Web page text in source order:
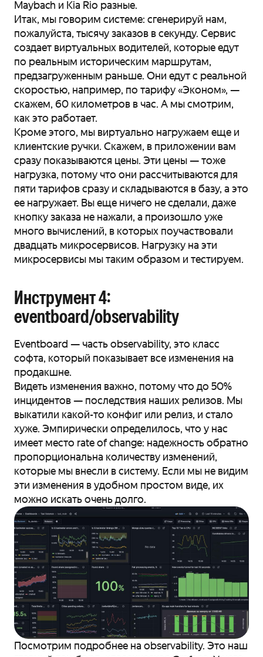
Maybach и Kia Rio разные.
Итак, мы говорим системе: сгенерируй нам,
пожалуйста, тысячу заказов в секунду. Сервис
создает виртуальных водителей, которые едут
по реальным историческим маршрутам,
предзагруженным раньше. Они едут с реальной
скоростью, например, по тарифу «Эконом», —
скажем, 60 километров в час. А мы смотрим,
как это работает.
Кроме этого, мы виртуально нагружаем еще и
клиентские ручки. Скажем, в приложении вам
сразу показываются цены. Эти цены — тоже
нагрузка, потому что они рассчитываются для
пяти тарифов сразу и складываются в базу, а это
ее нагружает. Вы еще ничего не сделали, даже
кнопку заказа не нажали, а произошло уже
много вычислений, в которых поучаствовали
двадцать микросервисов. Нагрузку на эти
микросервисы мы таким образом и тестируем.
Инструмент 4:
eventboard/observability
Eventboard — часть observability, это класс
софта, который показывает все изменения на
продакшне.
Видеть изменения важно, потому что до 50%
инцидентов — последствия наших релизов. Мы
выкатили какой-то конфиг или релиз, и стало
хуже. Эмпирически определилось, что у нас
имеет место rate of change: надежность обратно
пропорциональна количеству изменений,
которые мы внесли в систему. Если мы не видим
эти изменения в удобном простом виде, их
можно искать очень долго.
Посмотрим подробнее на observability. Это наш